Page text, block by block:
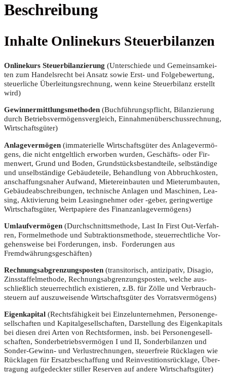
Beschreibung
Inhal­te Online­kurs Steuerbilanzen
Online­kurs Steu­er­bi­lan­zie­rung (Unter­schie­de und Gemein­sam­kei­
ten zum Han­dels­recht bei Ansatz sowie Erst- und Fol­ge­be­wer­tung,
steu­er­li­che Über­lei­tungs­rech­nung, wenn kei­ne Steu­er­bi­lanz erstellt
wird)
Gewinn­ermitt­lungs­me­tho­den (Buch­füh­rungs­pflicht, Bilan­zie­rung
durch Betriebs­ver­mö­gens­ver­gleich, Ein­nah­men­über­schuss­rech­nung,
Wirtschaftsgüter)
Anla­ge­ver­mö­gen (imma­te­ri­el­le Wirt­schafts­gü­ter des Anla­ge­ver­mö­
gens, die nicht ent­gelt­lich erwor­ben wur­den, Geschäfts- oder Fir­
men­wert, Grund und Boden, Grund­stücks­be­stand­tei­le, selb­stän­di­ge
und unselb­stän­di­ge Gebäu­de­tei­le, Behand­lung von Abbruch­kos­ten,
anschaf­fungs­na­her Auf­wand, Mie­ter­ein­bau­ten und Mie­ter­um­bau­ten,
Gebäu­de­ab­schrei­bun­gen, tech­ni­sche Anla­gen und Maschi­nen, Lea­
sing, Akti­vie­rung beim Lea­sing­neh­mer oder ‑geber, gering­wer­ti­ge
Wirt­schafts­gü­ter, Wert­pa­pie­re des Finanzanlagevermögens)
Umlauf­ver­mö­gen (Durch­schnitts­me­tho­de, Last In First Out-Ver­fah­
ren, For­mel­me­tho­de und Sub­trak­ti­ons­me­tho­de, steu­er­recht­li­che Vor­
ge­hens­wei­se bei For­de­run­gen, insb. For­de­run­gen aus
Fremdwährungsgeschäften)
Rech­nungs­ab­gren­zungs­pos­ten (tran­si­to­risch, anti­zi­pa­tiv, Dis­agio,
Zins­staf­fel­me­tho­de, Rech­nungs­ab­gren­zungs­pos­ten, wel­che aus­
schließ­lich steu­er­recht­lich exis­tie­ren, z.B. für Zöl­le und Ver­brauch­
steu­ern auf aus­zu­wei­sen­de Wirt­schafts­gü­ter des Vorratsvermögens)
Eigen­ka­pi­tal (Rechts­fä­hig­keit bei Ein­zel­un­ter­neh­men, Per­so­nen­ge­
sell­schaf­ten und Kapi­tal­ge­sell­schaf­ten, Dar­stel­lung des Eigen­ka­pi­tals
bei die­sen drei Arten von Rechts­for­men, insb. bei Per­so­nen­ge­sell­
schaf­ten, Son­der­be­triebs­ver­mö­gen I und II, Son­der­bi­lan­zen und
Son­der-Gewinn- und Ver­lust­rech­nun­gen, steu­er­freie Rück­la­gen wie
Rück­la­gen für Ersatz­be­schaf­fung und Reinves­ti­ti­ons­rück­la­ge, Über­
tra­gung auf­ge­deck­ter stil­ler Reser­ven auf ande­re Wirtschaftsgüter)